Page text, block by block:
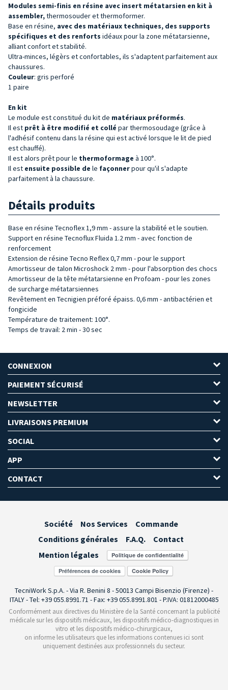
Modules semi-finis en résine avec insert métatarsien en kit à
assembler,thermosouder et thermoformer.
Base en résine, avec des matériaux techniques, des supports
spécifiques et des renforts idéaux pour la zone métatarsienne,
alliant confort et stabilité.
Ultra-minces, légèrs et confortables, ils s'adaptent parfaitement aux
chaussures.
Couleur: gris perforé
1 paire
En kit
Le module est constitué du kit de matériaux préformés.
Il est prêt à être modifié et collé par thermosoudage (grâce à
l'adhésif contenu dans la résine qui est activé lorsque le lit de pied
est chauffé).
Il est alors prêt pour le thermoformage à 100°.
Il est ensuite possible de le façonnerpour qu'il s'adapte
parfaitement à la chaussure.
Détails produits
Base en résine Tecnoflex 1,9 mm - assure la stabilité et le soutien.
Support en résine Tecnoflux Fluida 1.2 mm - avec fonction de
renforcement
Extension de résine Tecno Reflex 0,7 mm - pour le support
Amortisseur de talon Microshock 2 mm - pour l'absorption des chocs
Amortisseur de la tête métatarsienne en Profoam - pour les zones
de surcharge métatarsiennes
Revêtement en Tecnigien préforé épaiss. 0,6 mm - antibactérien et
fongicide
Température de traitement: 100°.
Temps de travail: 2 min - 30 sec
CONNEXION
PAIEMENT SÉCURISÉ
NEWSLETTER
LIVRAISONS PREMIUM
SOCIAL
APP
CONTACT
Société Nos Services
Commande
Conditions générales
F.A.Q.
Contact
Mention légales
Préférences de cookies
TecniWork S.p.A. - Via R. Benini 8 - 50013 Campi Bisenzio (Firenze) -
ITALY - Tel: +39 055.8991.71 - Fax: +39 055.8991.801 - P.IVA: 01812000485
Conformément aux directives du Ministère de la Santé concernant la publicité
médicale sur les dispositifs médicaux, les dispositifs médico-diagnostiques in
vitro et les dispositifs médico-chirurgicaux,
on informe les utilisateurs que les informations contenues ici sont
uniquement destinées aux professionnels du secteur.